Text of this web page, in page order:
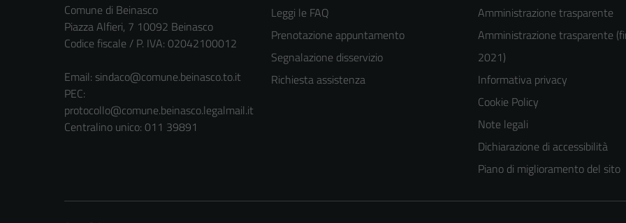
Comune di Beinasco
Piazza Alfieri, 7 10092 Beinasco
Codice fiscale / P. IVA: 02042100012
Email: sindaco@comune.beinasco.to.it
PEC:
protocollo@comune.beinasco.legalmail.it
Centralino unico: 011 39891
Leggi le FAQ
Prenotazione appuntamento
Segnalazione disservizio
Richiesta assistenza
Amministrazione trasparente
Amministrazione trasparente
2021)
Informativa privacy
Cookie Policy
Note legali
Dichiarazione di accessibilità
Piano di miglioramento del sito
Tecnici
Questi cookie
sono necessari
per il
funzionamento